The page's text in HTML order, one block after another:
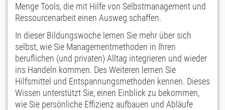
Menge Tools, die mit Hilfe von Selbstmanagement und
Ressourcenarbeit einen Ausweg schaffen.
In dieser Bildungswoche lernen Sie mehr über sich
selbst, wie Sie Managementmethoden in Ihren
beruflichen (und privaten) Alltag integrieren und wieder
ins Handeln kommen. Des Weiteren lernen Sie
Hilfsmittel und Entspannungsmethoden kennen. Dieses
Wissen unterstützt Sie, einen Einblick zu bekommen,
wie Sie persönliche Effizienz aufbauen und Abläufe